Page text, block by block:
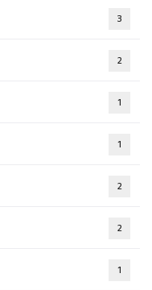
3
2
1
1
2
2
1